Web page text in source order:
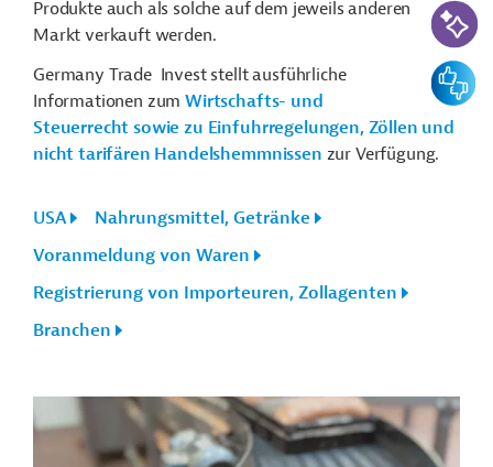
Produkte auch als solche auf dem jeweils anderen
Markt verkauft werden.
Germany Trade Invest stellt ausführliche
Informationen zumWirtschafts- und
Steuerrecht sowie zu Einfuhrregelungen, Zöllen und
nicht tarifären Handelshemmnissen zur Verfügung.
USA
Nahrungsmittel, Getränke
Voranmeldung von Waren
Registrierung von Importeuren, Zollagenten
Branchen